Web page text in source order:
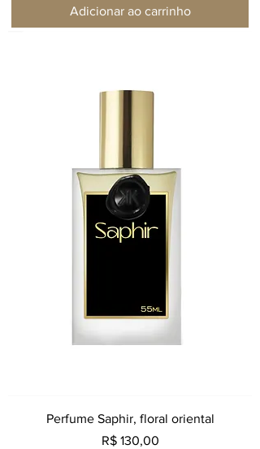
Adicionar ao carrinho
Perfume Saphir, floral oriental
Preço
R$ 130,00